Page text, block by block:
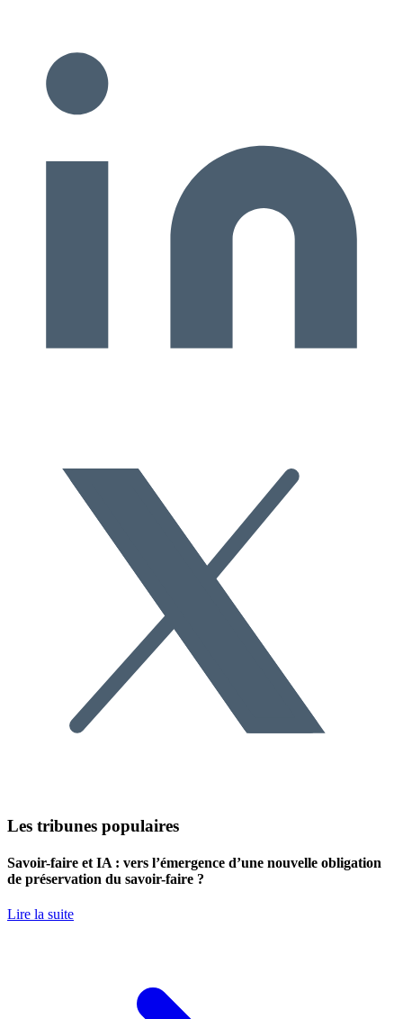
Les tribunes populaires
Savoir-faire et IA : vers l’émergence d’une nouvelle obligation
de préservation du savoir-faire ?
Lire la suite